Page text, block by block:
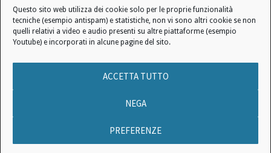
Questo sito web utilizza dei cookie solo per le proprie funzionalità
tecniche (esempio antispam) e statistiche, non vi sono altri cookie se non
quelli relativi a video e audio presenti su altre piattaforme (esempio
Youtube) e incorporati in alcune pagine del sito.
ACCETTA TUTTO
NEGA
PREFERENZE
Stato attuale: Negato
INFORMATIVA SUI COOKIE|
Nessun testo pubblicato in questo sito web può essere utilizzato per